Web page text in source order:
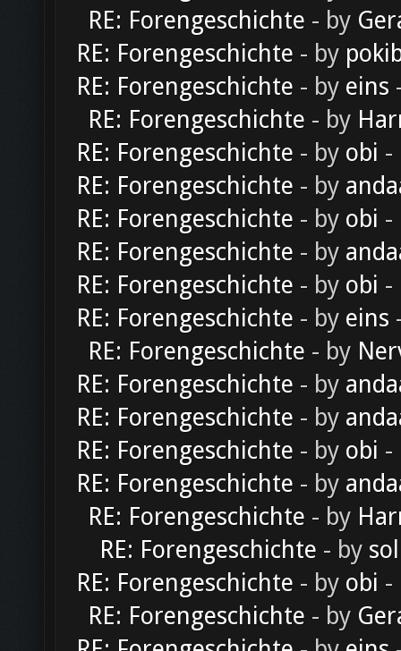
RE: Forengeschichte - by
RE: Forengeschichte - by
RE: Forengeschichte - by eins
RE: Forengeschichte - by
RE: Forengeschichte - by obi -
RE: Forengeschichte - by
RE: Forengeschichte - by obi -
RE: Forengeschichte - by
RE: Forengeschichte - by obi -
RE: Forengeschichte - by eins
RE: Forengeschichte - by
RE: Forengeschichte - by
RE: Forengeschichte - by
RE: Forengeschichte - by obi -
RE: Forengeschichte - by
RE: Forengeschichte - by
RE: Forengeschichte - by
RE: Forengeschichte - by obi -
RE: Forengeschichte - by